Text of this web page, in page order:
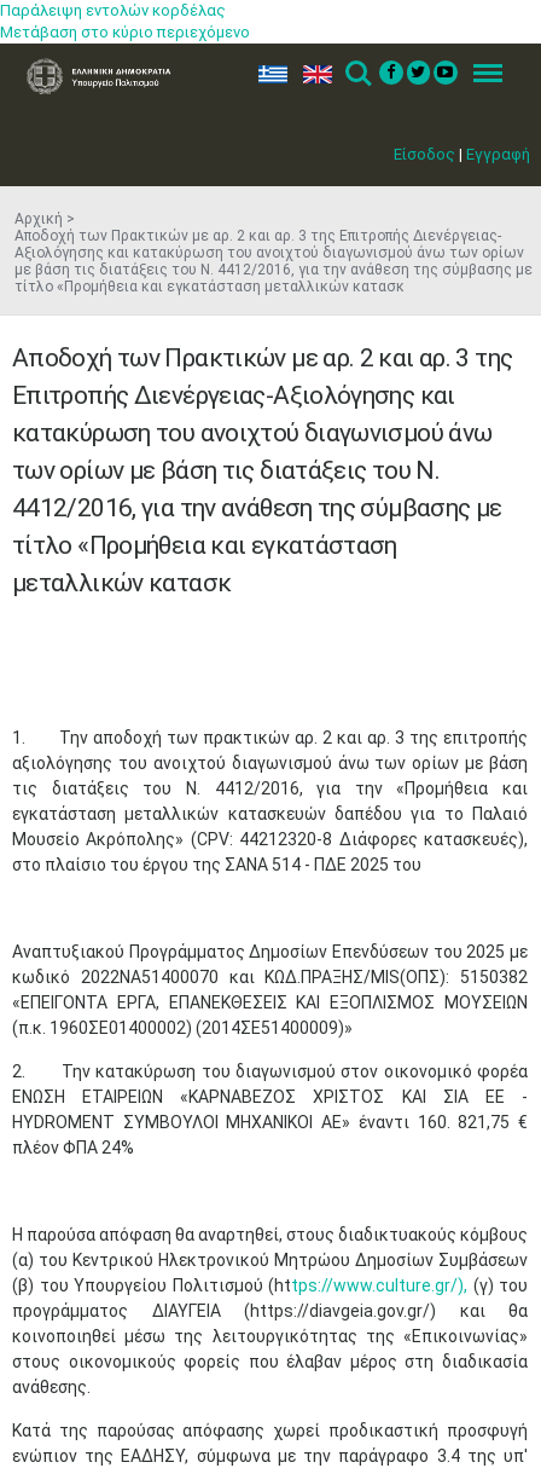
Παράλειψη εντολών κορδέλας
Μετάβαση στο κύριο περιεχόμενο
Είσοδος | Εγγραφή
ελ en Search Menu
Αρχική
Αποδοχή των Πρακτικών με αρ. 2 και αρ. 3 της Επιτροπής Διενέργειας-
Αξιολόγησης και κατακύρωση του ανοιχτού διαγωνισμού άνω των ορίων
με βάση τις διατάξεις του Ν. 4412/2016, για την ανάθεση της σύμβασης με
τίτλο «Προμήθεια και εγκατάσταση μεταλλικών κατασκ
Αποδοχή των Πρακτικών με αρ. 2 και αρ. 3 της
Επιτροπής Διενέργειας-Αξιολόγησης και
κατακύρωση του ανοιχτού διαγωνισμού άνω
των ορίων με βάση τις διατάξεις του Ν.
4412/2016, για την ανάθεση της σύμβασης με
τίτλο «Προμήθεια και εγκατάσταση
μεταλλικών κατασκ
1. Την αποδοχή των πρακτικών αρ. 2 και αρ. 3 της επιτροπής
αξιολόγησης του ανοιχτού διαγωνισμού άνω των ορίων με βάση
τις διατάξεις του Ν. 4412/2016, για την «Προμήθεια και
εγκατάσταση μεταλλικών κατασκευών δαπέδου για το Παλαιό
Μουσείο Ακρόπολης» (CPV: 44212320-8 Διάφορες κατασκευές),
στο πλαίσιο του έργου της ΣΑΝΑ 514 - ΠΔΕ 2025 του
Αναπτυξιακού Προγράμματος Δημοσίων Επενδύσεων του 2025 με
κωδικό 2022ΝΑ51400070 και ΚΩΔ.ΠΡΑΞΗΣ/MIS(ΟΠΣ): 5150382
«ΕΠΕΙΓΟΝΤΑ ΕΡΓΑ, ΕΠΑΝΕΚΘΕΣΕΙΣ ΚΑΙ ΕΞΟΠΛΙΣΜΟΣ ΜΟΥΣΕΙΩΝ
(π.κ. 1960ΣΕ01400002) (2014ΣΕ51400009)»
2. Την κατακύρωση του διαγωνισμού στον οικονομικό φορέα
ΕΝΩΣΗ ΕΤΑΙΡΕΙΩΝ «ΚΑΡΝΑΒΕΖΟΣ ΧΡΙΣΤΟΣ ΚΑΙ ΣΙΑ EE -
HYDROMENT ΣΥΜΒΟΥΛΟΙ ΜΗΧΑΝΙΚΟΙ ΑΕ» έναντι 160. 821,75 €
πλέον ΦΠΑ 24%
Η παρούσα απόφαση θα αναρτηθεί, στους διαδικτυακούς κόμβους
(α) του Κεντρικού Ηλεκτρονικού Μητρώου Δημοσίων Συμβάσεων
(β) του Υπουργείου Πολιτισμού (https://www.culture.gr/), (γ) του
προγράμματος ΔΙΑΥΓΕΙΑ (https://diavgeia.gov.gr/) και θα
κοινοποιηθεί μέσω της λειτουργικότητας της «Επικοινωνίας»
στους οικονομικούς φορείς που έλαβαν μέρος στη διαδικασία
ανάθεσης.
Κατά της παρούσας απόφασης χωρεί προδικαστική προσφυγή
ενώπιον της ΕΑΔΗΣΥ, σύμφωνα με την παράγραφο 3.4 της υπ'